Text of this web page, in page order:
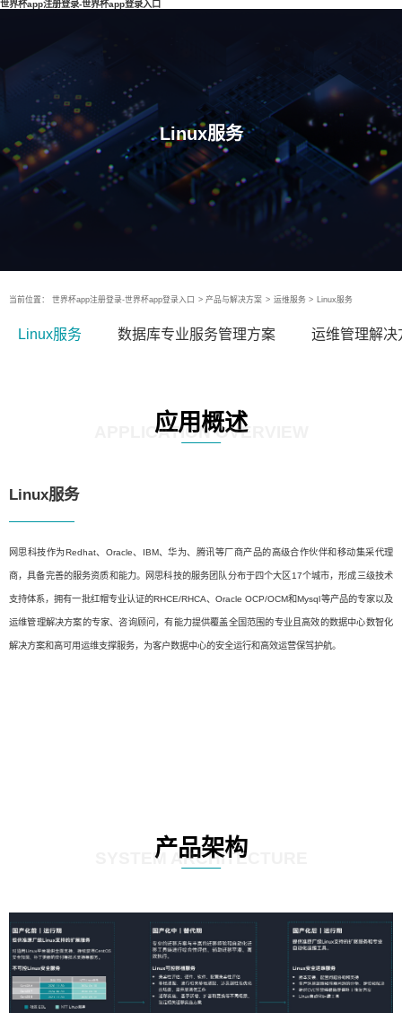
世界杯app注册登录-世界杯app登录入口
Linux服务
当前位置： 世界杯app注册登录-世界杯app登录入口 > 产品与解决方案 > 运维服务 > Linux服务
Linux服务 数据库专业服务管理方案 运维管理解决
应用概述
APPLICATION OVERVIEW
Linux服务
网思科技作为Redhat、Oracle、IBM、华为、腾讯等厂商产品的高级合作伙伴和移动集采代理
商，具备完善的服务资质和能力。网思科技的服务团队分布于四个大区17个城市，形成三级技术
支持体系，拥有一批红帽专业认证的RHCE/RHCA、Oracle OCP/OCM和Mysql等产品的专家以及
运维管理解决方案的专家、咨询顾问，有能力提供覆盖全国范围的专业且高效的数据中心数智化
解决方案和高可用运维支撑服务，为客户数据中心的安全运行和高效运营保驾护航。
产品架构
SYSTEM ARCHITECTURE